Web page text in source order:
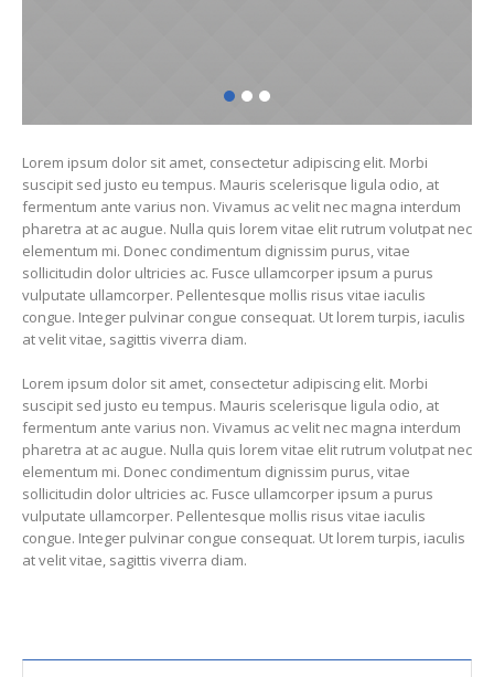
Lorem ipsum dolor sit amet, consectetur adipiscing elit. Morbi
suscipit sed justo eu tempus. Mauris scelerisque ligula odio, at
fermentum ante varius non. Vivamus ac velit nec magna interdum
pharetra at ac augue. Nulla quis lorem vitae elit rutrum volutpat nec
elementum mi. Donec condimentum dignissim purus, vitae
sollicitudin dolor ultricies ac. Fusce ullamcorper ipsum a purus
vulputate ullamcorper. Pellentesque mollis risus vitae iaculis
congue. Integer pulvinar congue consequat. Ut lorem turpis, iaculis
at velit vitae, sagittis viverra diam.
Lorem ipsum dolor sit amet, consectetur adipiscing elit. Morbi
suscipit sed justo eu tempus. Mauris scelerisque ligula odio, at
fermentum ante varius non. Vivamus ac velit nec magna interdum
pharetra at ac augue. Nulla quis lorem vitae elit rutrum volutpat nec
elementum mi. Donec condimentum dignissim purus, vitae
sollicitudin dolor ultricies ac. Fusce ullamcorper ipsum a purus
vulputate ullamcorper. Pellentesque mollis risus vitae iaculis
congue. Integer pulvinar congue consequat. Ut lorem turpis, iaculis
at velit vitae, sagittis viverra diam.